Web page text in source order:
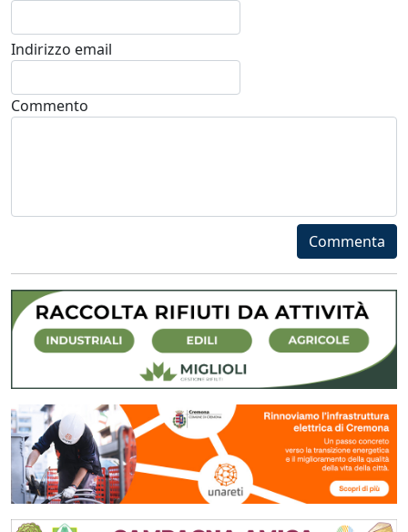
Indirizzo email
Commento
Commenta